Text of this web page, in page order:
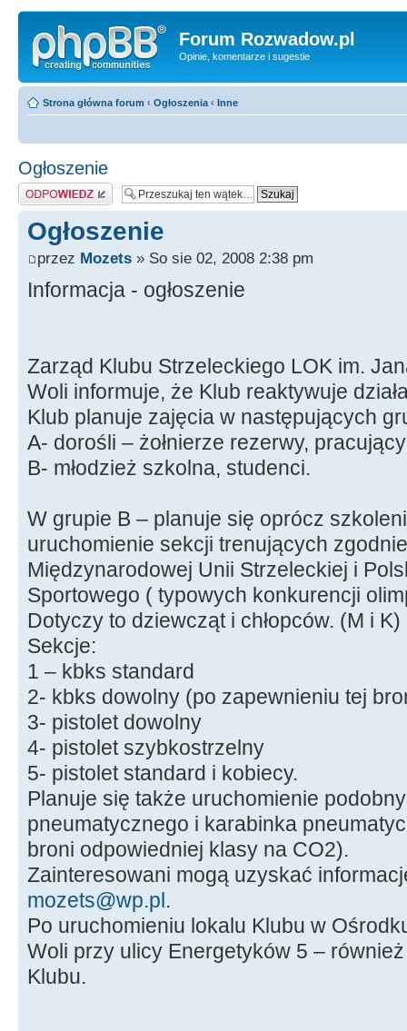
Forum Rozwadow.pl
Opinie, komentarze i sugestie
Strona główna forum ‹ Ogłoszenia ‹ Inne
Ogłoszenie
Odpowiedz
Ogłoszenie
przez Mozets » So sie 02, 2008 2:38 pm
Informacja - ogłoszenie
Zarząd Klubu Strzeleckiego LOK im.
Woli informuje, że Klub reaktywuje
Klub planuje zajęcia w następujących
A- dorośli – żołnierze rezerwy, pracujący
B- młodzież szkolna, studenci.
W grupie B – planuje się oprócz
uruchomienie sekcji trenujących
Międzynarodowej Unii Strzeleckiej i
Sportowego ( typowych konkurencji
Dotyczy to dziewcząt i chłopców. (M i K)
Sekcje:
1 – kbks standard
2- kbks dowolny (po zapewnieniu tej
3- pistolet dowolny
4- pistolet szybkostrzelny
5- pistolet standard i kobiecy.
Planuje się także uruchomienie
pneumatycznego i karabinka
broni odpowiedniej klasy na CO2).
Zainteresowani mogą uzyskać
mozets@wp.pl.
Po uruchomieniu lokalu Klubu w
Woli przy ulicy Energetyków 5 –
Klubu.